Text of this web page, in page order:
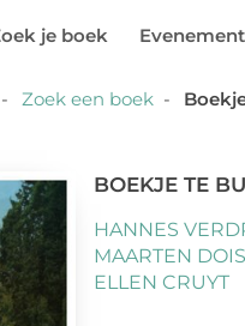
je boek
- Zoek een boek -
BOEKJE TE
HANNES
MAARTEN
ELLEN CRUYT